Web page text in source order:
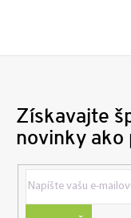
Získavajte
novinky ako